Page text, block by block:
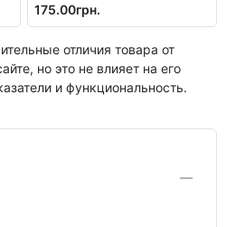
175.00грн.
отличия товара от
но это не влияет на его
и функциональность.